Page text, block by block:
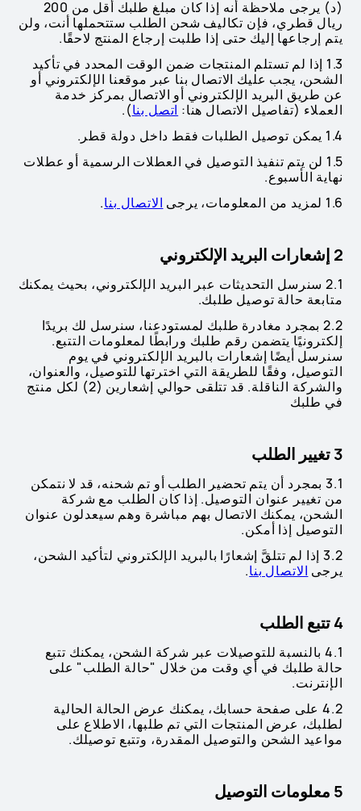
(د) يرجى ملاحظة أنه إذا كان مبلغ طلبك أقل من 200
ريال قطري، فإن تكاليف شحن الطلب ستتحملها أنت، ولن
يتم إرجاعها إليك حتى إذا طلبت إرجاع المنتج لاحقًا.
1.3 إذا لم تستلم المنتجات ضمن الوقت المحدد في تأكيد
الشحن، يجب عليك الاتصال بنا عبر موقعنا الإلكتروني أو
عن طريق البريد الإلكتروني أو الاتصال بمركز خدمة
العملاء (تفاصيل الاتصال هنا: اتصل بنا).
1.4 يمكن توصيل الطلبات فقط داخل دولة قطر.
1.5 لن يتم تنفيذ التوصيل في العطلات الرسمية أو عطلات
نهاية الأسبوع.
1.6 لمزيد من المعلومات، يرجى
الاتصال بنا.
2 إشعارات البريد الإلكتروني
2.1 سنرسل التحديثات عبر البريد الإلكتروني، بحيث يمكنك
متابعة حالة توصيل طلبك.
2.2 بمجرد مغادرة طلبك لمستودعنا، سنرسل لك بريدًا
إلكترونيًا يتضمن رقم طلبك ورابطًا لمعلومات التتبع.
سنرسل أيضًا إشعارات بالبريد الإلكتروني في يوم
التوصيل، وفقًا للطريقة التي اخترتها للتوصيل، والعنوان،
والشركة الناقلة. قد تتلقى حوالي إشعارين (2) لكل منتج
في طلبك
3 تغيير الطلب
3.1 بمجرد أن يتم تحضير الطلب أو تم شحنه، قد لا نتمكن
من تغيير عنوان التوصيل. إذا كان الطلب مع شركة
الشحن، يمكنك الاتصال بهم مباشرة وهم سيعدلون عنوان
التوصيل إذا أمكن.
3.2 إذا لم تتلقَّ إشعارًا بالبريد الإلكتروني لتأكيد الشحن،
يرجى الاتصال بنا.
4 تتبع الطلب
4.1 بالنسبة للتوصيلات عبر شركة الشحن، يمكنك تتبع
حالة طلبك في أي وقت من خلال "حالة الطلب" على
الإنترنت.
4.2 على صفحة حسابك، يمكنك عرض الحالة الحالية
لطلبك، عرض المنتجات التي تم طلبها، الاطلاع على
مواعيد الشحن والتوصيل المقدرة، وتتبع توصيلك.
5 معلومات التوصيل